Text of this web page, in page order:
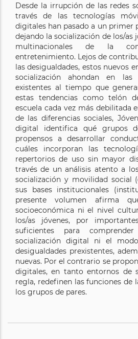
Desde la irrupción de las redes
través de las tecnologías
digitales han pasado a un primer
dejando la socialización de los/as
multinacionales de la
entretenimiento. Lejos de
las desigualdades, estos nuevos
socialización ahondan en las
existentes al tiempo que
estas tendencias como telón
escuela cada vez más debilitada
de las diferencias sociales,
digital identifica qué grupos
propensos a desarrollar
cuáles incorporan las
repertorios de uso sin mayor
través de un análisis atento a
socialización y movilidad social
sus bases institucionales
presente volumen afirma
socioeconómica ni el nivel
los/as jóvenes, por
suficientes para
socialización digital ni el
desigualdades prexistentes,
nuevas. Por el contrario se
digitales, en tanto entornos de
regla, redefinen las funciones de
los grupos de pares.